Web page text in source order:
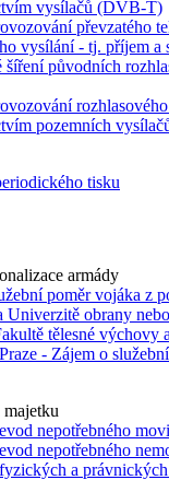
vysílačů (DVB-T)
převzatého
vysílání - tj. příjem a
šíření původních
pozemních
tisku
armády
poměr vojáka z
Univerzitě obrany
tělesné výchovy
- Zájem o
nepotřebného
nepotřebného
a